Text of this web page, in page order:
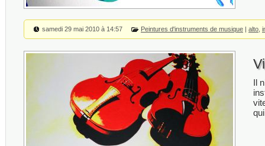
samedi 29 mai 2010 à 14:57 Peintures d'instruments de musique alto
Il